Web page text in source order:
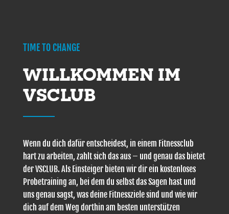
TIME TO CHANGE
WILLKOMMEN IM
VSCLUB
Wenn du dich dafür entscheidest, in einem Fitnessclub
hart zu arbeiten, zahlt sich das aus – und genau das bietet
der VSCLUB. Als Einsteiger bieten wir dir ein kostenloses
Probetraining an, bei dem du selbst das Sagen hast und
uns genau sagst, was deine Fitnessziele sind und wie wir
dich auf dem Weg dorthin am besten unterstützen